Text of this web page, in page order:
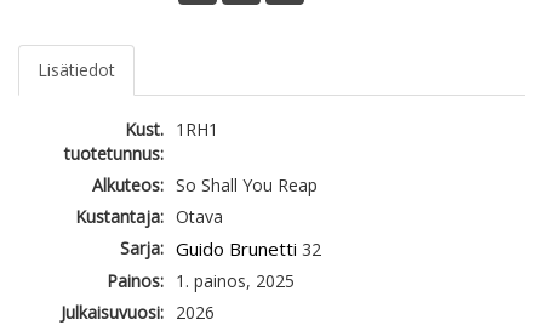
Lisätiedot
Kust.
tuotetunnus:
1RH1
Alkuteos: So Shall You Reap
Kustantaja: Otava
Sarja: Guido Brunetti 32
Painos: 1. painos, 2025
Julkaisuvuosi: 2026